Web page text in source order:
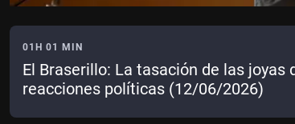
01H 01 MIN
El Braserillo: La tasación de las joyas
reacciones políticas (12/06/2026)